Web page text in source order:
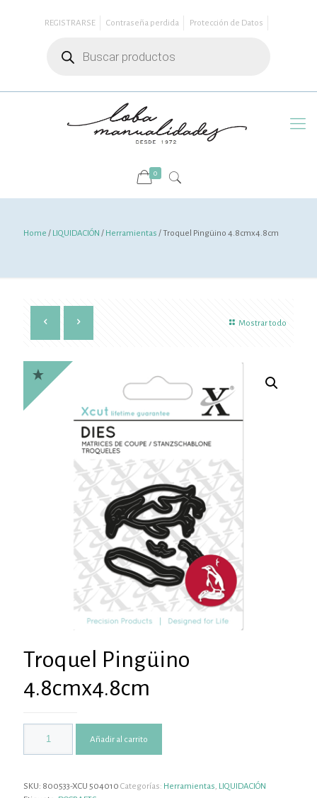
REGISTRARSE Contraseña perdida
Protección de Datos
productos
0
Home / LIQUIDACIÓN / Herramientas / Troquel Pingüino 4.8cmx4.8cm
Mostrar todo
Troquel Pingüino
4.8cmx4.8cm
Añadir al carrito
SKU: 800533-XCU 504010 Categorías: Herramientas, LIQUIDACIÓN